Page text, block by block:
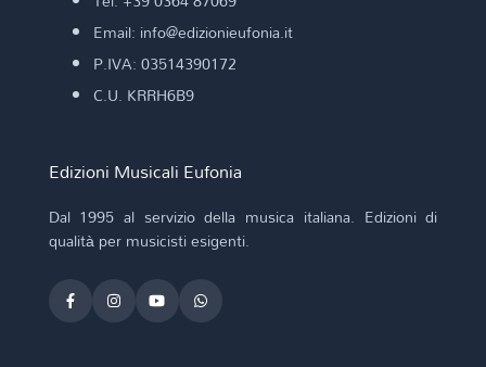
Email: info@edizionieufonia.it
P.IVA: 03514390172
C.U. KRRH6B9
Edizioni Musicali Eufonia
Dal 1995 al servizio della musica italiana. Edizioni di
qualità per musicisti esigenti.